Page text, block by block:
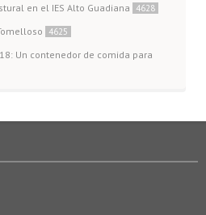
en el IES Alto Guadiana 4628
4625
Un contenedor de comida para